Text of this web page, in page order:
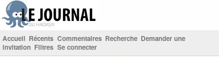
Accueil Récents Commentaires Recherche Demander une
invitation Filtres Se connecter